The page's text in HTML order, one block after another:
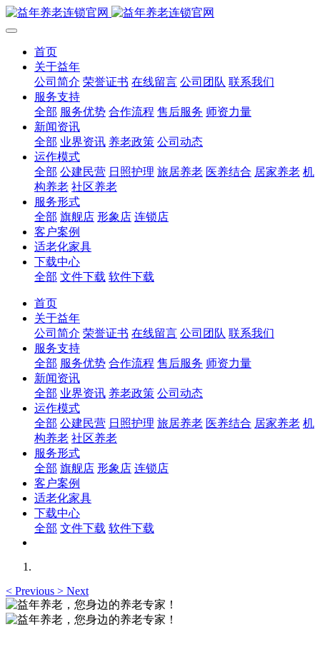
首页
关于益年
公司简介 荣誉证书 在线留言 公司团队 联系我们
服务支持
全部 服务优势 合作流程 售后服务 师资力量
新闻资讯
全部 业界资讯 养老政策 公司动态
运作模式
全部 公建民营 日照护理 旅居养老 医养结合 居家养老 机
构养老 社区养老
服务形式
全部 旗舰店 形象店 连锁店
客户案例
适老化家具
下载中心
全部 文件下载 软件下载
首页
关于益年
公司简介 荣誉证书 在线留言 公司团队 联系我们
服务支持
全部 服务优势 合作流程 售后服务 师资力量
新闻资讯
全部 业界资讯 养老政策 公司动态
运作模式
全部 公建民营 日照护理 旅居养老 医养结合 居家养老 机
构养老 社区养老
服务形式
全部 旗舰店 形象店 连锁店
客户案例
适老化家具
下载中心
全部 文件下载 软件下载
< Previous > Next